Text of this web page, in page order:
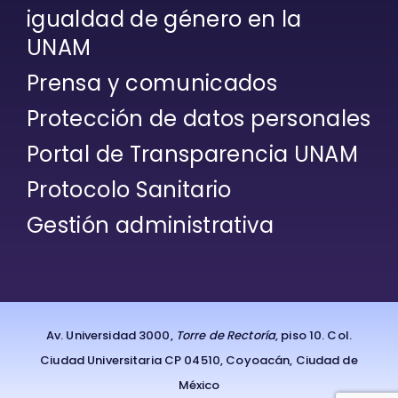
igualdad de género en la
UNAM
Prensa y comunicados
Protección de datos personales
Portal de Transparencia UNAM
Protocolo Sanitario
Gestión administrativa
Av. Universidad 3000, Torre de Rectoría, piso 10. Col.
Ciudad Universitaria CP 04510, Coyoacán, Ciudad de
México